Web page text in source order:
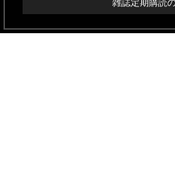
雑誌定期購読